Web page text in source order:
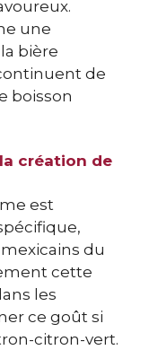
une
bière
de
boisson
création de
est
du
cette
les
ce goût si
citron-vert.